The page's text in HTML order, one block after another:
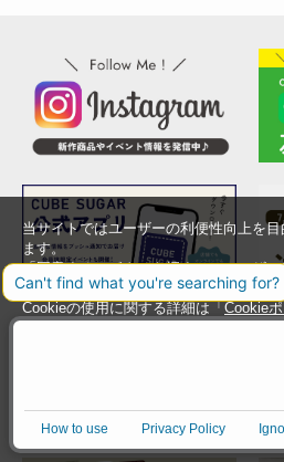
当サイトではユーザーの利便性向上を
ます。
「同意する」ボタンを押すと、ユーザ
用に同意したことになります。
Cookieの使用に関する詳細は「 Cookie